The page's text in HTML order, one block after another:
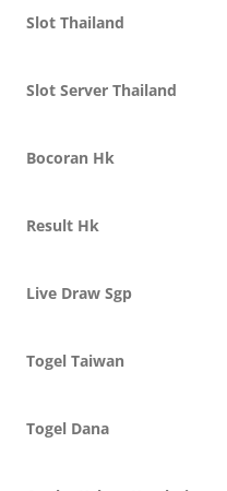
Slot Thailand
Slot Server Thailand
Bocoran Hk
Result Hk
Live Draw Sgp
Togel Taiwan
Togel Dana